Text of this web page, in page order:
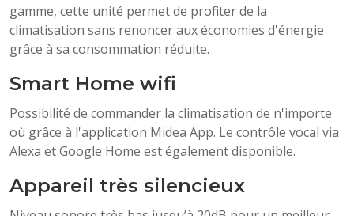
gamme, cette unité permet de profiter de la
climatisation sans renoncer aux économies d'énergie
grâce à sa consommation réduite.
Smart Home wifi
Possibilité de commander la climatisation de n'importe
où grâce à l'application Midea App. Le contrôle vocal via
Alexa et Google Home est également disponible.
Appareil très silencieux